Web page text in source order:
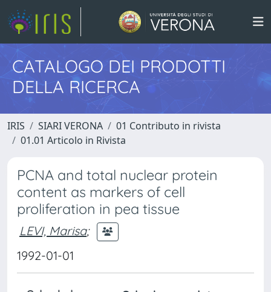
CATALOGO DEI PRODOTTI
DELLA RICERCA
IRIS SIARI VERONA
01 Contributo in rivista
01.01 Articolo in Rivista
PCNA and total nuclear protein
content as markers of cell
proliferation in pea tissue
LEVI, Marisa;
1992-01-01